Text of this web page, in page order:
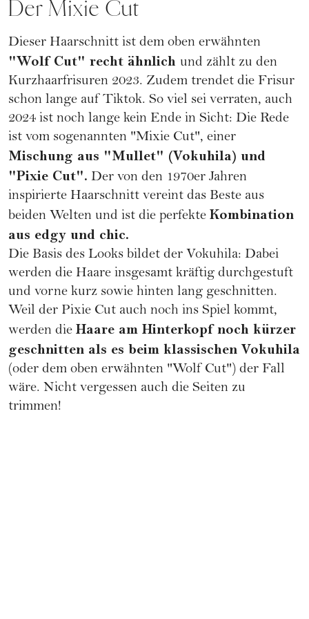
Der Mixie Cut
Dieser Haarschnitt ist dem oben erwähnten
"Wolf Cut" recht ähnlich und zählt zu den
Kurzhaarfrisuren 2023. Zudem trendet die Frisur
schon lange auf Tiktok. So viel sei verraten, auch
2024 ist noch lange kein Ende in Sicht: Die Rede
ist vom sogenannten "Mixie Cut", einer
Mischung aus "Mullet" (Vokuhila) und
"Pixie Cut". Der von den 1970er Jahren
inspirierte Haarschnitt vereint das Beste aus
beiden Welten und ist die perfekte Kombination
aus edgy und chic.
Die Basis des Looks bildet der Vokuhila: Dabei
werden die Haare insgesamt kräftig durchgestuft
und vorne kurz sowie hinten lang geschnitten.
Weil der Pixie Cut auch noch ins Spiel kommt,
werden die Haare am Hinterkopf noch kürzer
geschnitten als es beim klassischen Vokuhila
(oder dem oben erwähnten "Wolf Cut") der Fall
wäre. Nicht vergessen auch die Seiten zu
trimmen!